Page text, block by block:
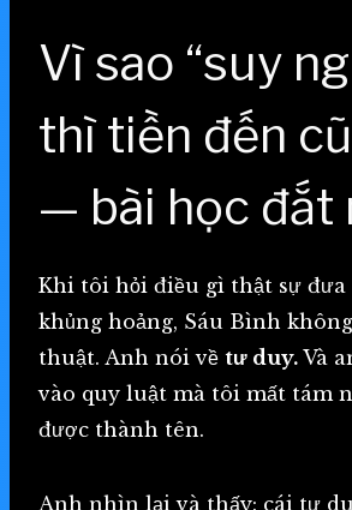
Vì sao “suy
thì tiền đến
— bài học đắt
Khi tôi hỏi điều gì thật sự đưa
khủng hoảng, Sáu Bình
thuật. Anh nói về tư duy. Và
vào quy luật mà tôi mất tám
được thành tên.
Anh nhìn lại và thấy: cái tư